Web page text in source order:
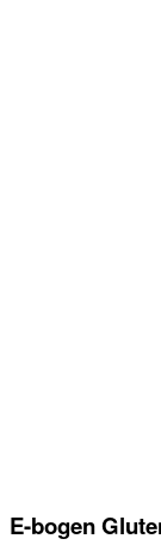
E-bogen